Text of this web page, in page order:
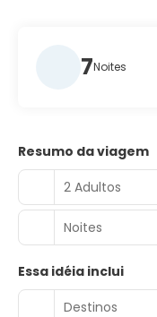
7Noites
Resumo da viagem
2 Adultos
Noites
Essa idéia inclui
Destinos